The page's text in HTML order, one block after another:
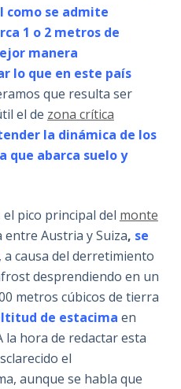
como se admite
1 o 2 metros de
manera
lo que en este país
que resulta ser
el de zona crítica
la dinámica de los
que abarca suelo y
el pico principal del monte
Austria y Suiza, se
, a causa del derretimiento
desprendiendo en un
metros cúbicos de tierra
de estacima en
hora de redactar esta
el
aunque se habla que